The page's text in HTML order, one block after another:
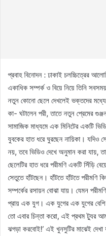
প্রবাহ বিনোদন : ঢাকাই চলচ্চিত্রের
একাধিক সম্পর্ক ও বিয়ে নিয়ে তিনি
নতুন কোনো ছেলে দেখলেই ভক্তদের
কা- ঘটালেন পরী, তাতে নতুন প্রেমের
সামাজিক মাধ্যমে এক মিনিটের একটি
যুবকের হাত ধরে ঘুরছেন নায়িকা। যদিও
নয়, তবে ভিডিও দেখে অনুমান করা যায়,
ছেলেটির হাত ধরে পরীমণি একটি সিঁড়ি
সেতুতে হাঁটছেন। হাঁটতে হাঁটতে পরীমণি
সম্পর্কের রসায়ন বোঝা যায়। যেমন
প্রায় এক যুগ। এক যুগের এক যুগের
তো এবার চিন্তা করো, এই প্রথম ট্যুর
ঝগড়া করবোই!’ এই খুনসুটির মাঝেই দেখা